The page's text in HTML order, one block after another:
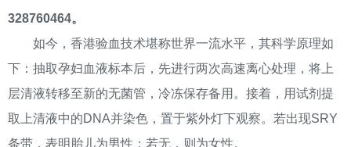
328760464。
如今，香港验血技术堪称世界一流水平，其科学原理如
下：抽取孕妇血液标本后，先进行两次高速离心处理，将上
层清液转移至新的无菌管，冷冻保存备用。接着，用试剂提
取上清液中的DNA并染色，置于紫外灯下观察。若出现SRY
条带，表明胎儿为男性；若无，则为女性。